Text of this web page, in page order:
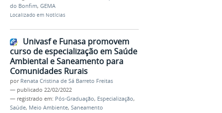
do Bonfim, GEMA
Localizado em Notícias
Univasf e Funasa promovem
curso de especialização em Saúde
Ambiental e Saneamento para
Comunidades Rurais
por Renata Cristina de Sá Barreto Freitas
— publicado 22/02/2022
— registrado em: Pós-Graduação, Especialização,
Saúde, Meio Ambiente, Saneamento